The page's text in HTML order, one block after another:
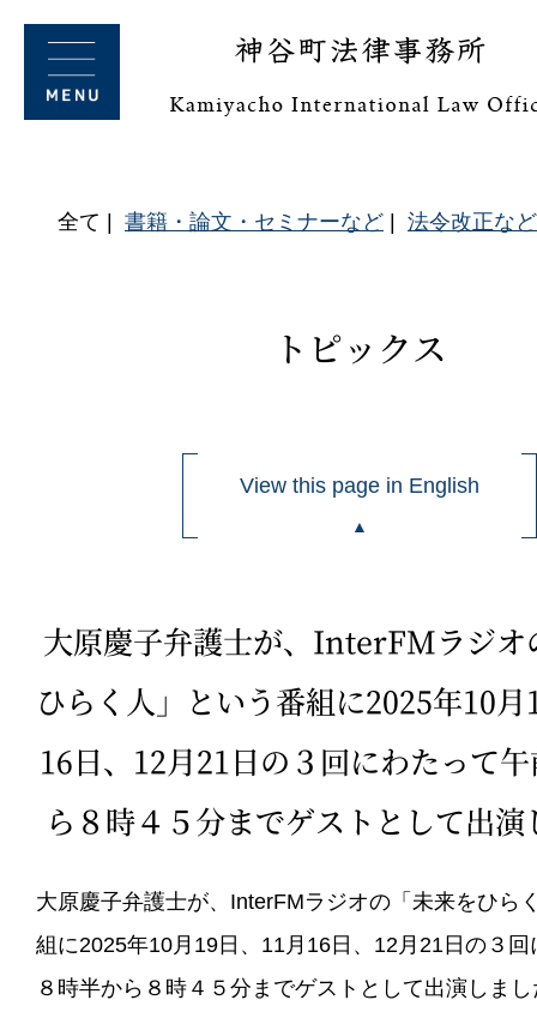
全て 書籍・論文・セミナーなど 法令改正など
トピックス
View this page in English
大原慶子弁護士が、InterFMラジオ
ひらく人」という番組に2025年10
16日、12月21日の３回にわたって
ら８時４５分までゲストとして出
大原慶子弁護士が、InterFMラジオの「未来をひら
組に2025年10月19日、11月16日、12月21日の３
８時半から８時４５分までゲストとして出演しま